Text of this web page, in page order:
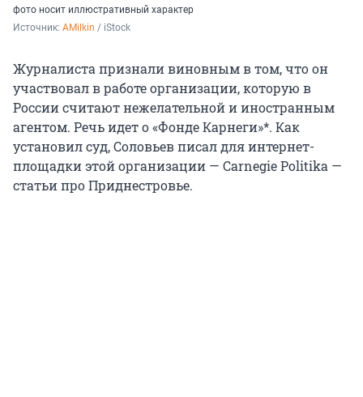
фото носит иллюстративный характер
Источник: AMilkin / iStock
Журналиста признали виновным в том, что он
участвовал в работе организации, которую в
России считают нежелательной и иностранным
агентом. Речь идет о «Фонде Карнеги»*. Как
установил суд, Соловьев писал для интернет-
площадки этой организации — Carnegie Politika —
статьи про Приднестровье.